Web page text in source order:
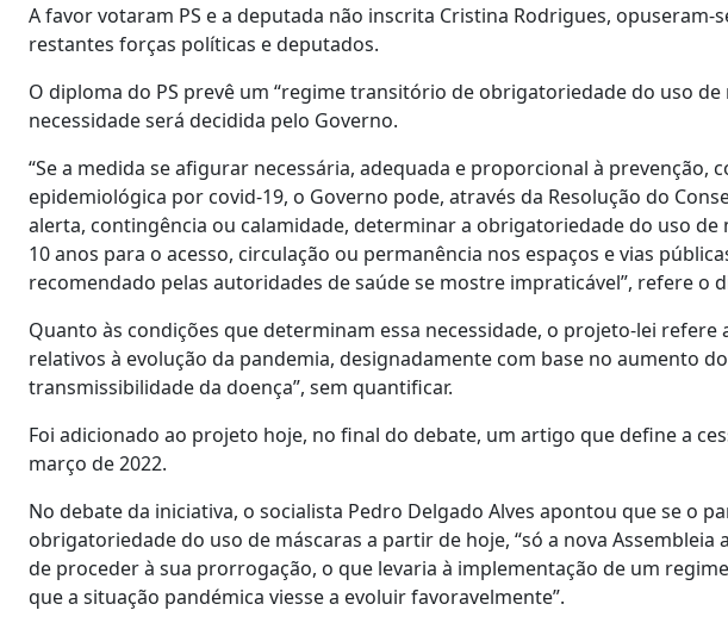
A favor votaram PS e a deputada não inscrita Cristina Rodrigues, opuseram-
restantes forças políticas e deputados.
O diploma do PS prevê um “regime transitório de obrigatoriedade do uso de
necessidade será decidida pelo Governo.
“Se a medida se afigurar necessária, adequada e proporcional à prevenção,
epidemiológica por covid-19, o Governo pode, através da Resolução do
alerta, contingência ou calamidade, determinar a obrigatoriedade do uso
10 anos para o acesso, circulação ou permanência nos espaços e vias
recomendado pelas autoridades de saúde se mostre impraticável”, refere o
Quanto às condições que determinam essa necessidade, o projeto-lei refere
relativos à evolução da pandemia, designadamente com base no aumento
transmissibilidade da doença”, sem quantificar.
Foi adicionado ao projeto hoje, no final do debate, um artigo que define a
março de 2022.
No debate da iniciativa, o socialista Pedro Delgado Alves apontou que se o
obrigatoriedade do uso de máscaras a partir de hoje, “só a nova Assembleia
de proceder à sua prorrogação, o que levaria à implementação de um
que a situação pandémica viesse a evoluir favoravelmente”.